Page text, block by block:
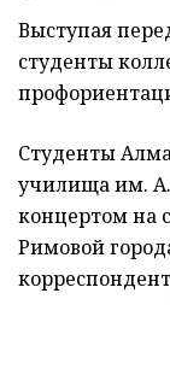
Выступая
студенты
Студенты
училища им. А.
концертом на
Римовой
корреспондент